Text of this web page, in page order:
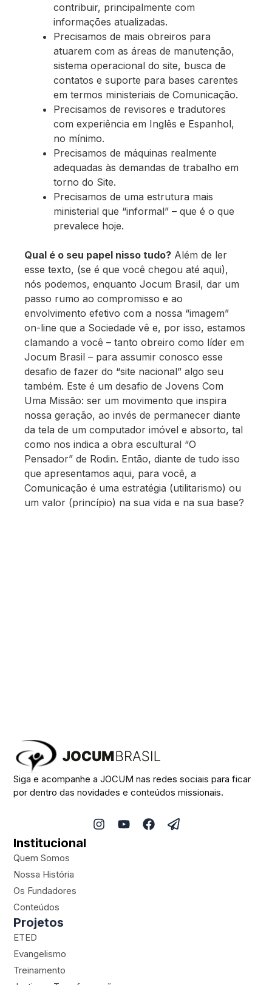
contribuir, principalmente com
informações atualizadas.
Precisamos de mais obreiros para
atuarem com as áreas de manutenção,
sistema operacional do site, busca de
contatos e suporte para bases carentes
em termos ministeriais de Comunicação.
Precisamos de revisores e tradutores
com experiência em Inglês e Espanhol,
no mínimo.
Precisamos de máquinas realmente
adequadas às demandas de trabalho em
torno do Site.
Precisamos de uma estrutura mais
ministerial que “informal” – que é o que
prevalece hoje.
Qual é o seu papel nisso tudo? Além de ler
esse texto, (se é que você chegou até aqui),
nós podemos, enquanto Jocum Brasil, dar um
passo rumo ao compromisso e ao
envolvimento efetivo com a nossa “imagem”
on-line que a Sociedade vê e, por isso, estamos
clamando a você – tanto obreiro como líder em
Jocum Brasil – para assumir conosco esse
desafio de fazer do “site nacional” algo seu
também. Este é um desafio de Jovens Com
Uma Missão: ser um movimento que inspira
nossa geração, ao invés de permanecer diante
da tela de um computador imóvel e absorto, tal
como nos indica a obra escultural “O
Pensador” de Rodin. Então, diante de tudo isso
que apresentamos aqui, para você, a
Comunicação é uma estratégia (utilitarismo) ou
um valor (princípio) na sua vida e na sua base?
Siga e acompanhe a JOCUM nas redes sociais para ficar
por dentro das novidades e conteúdos missionais.
I
n
Y
o
F
a
P
a
Institucional
Quem Somos
Nossa História
Os Fundadores
Conteúdos
Projetos
ETED
Evangelismo
Treinamento